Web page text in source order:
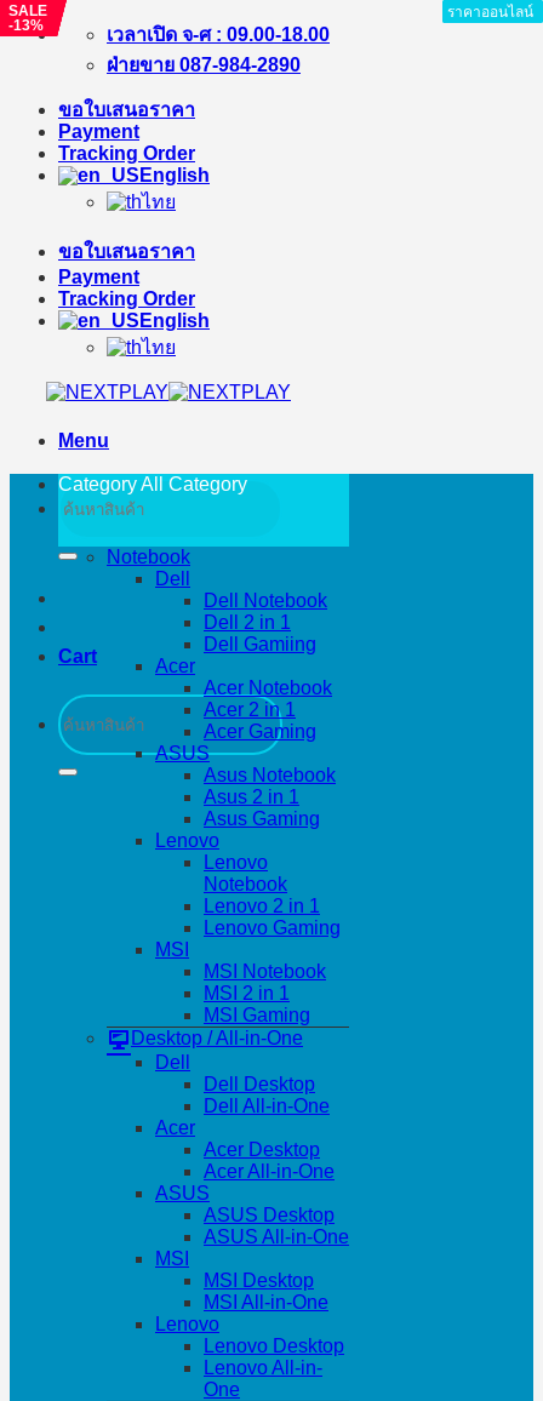
Skip
เวลาเปิด จ-ศ : 09.00-18.00
ฝ่ายขาย 087-984-2890
ขอใบเสนอราคา
Payment
Tracking Order
English
ไทย
ขอใบเสนอราคา
Payment
Tracking Order
English
ไทย
Menu
Search
for:
Cart
Search
for:
Category All Category
Notebook
Dell
Dell Notebook
Dell 2 in 1
Dell Gamiing
Acer
Acer Notebook
Acer 2 in 1
Acer Gaming
ASUS
Asus Notebook
Asus 2 in 1
Asus Gaming
Lenovo
Lenovo
Notebook
Lenovo 2 in 1
Lenovo Gaming
MSI
MSI Notebook
MSI 2 in 1
MSI Gaming
Desktop / All-in-One
Dell
Dell Desktop
Dell All-in-One
Acer
Acer Desktop
Acer All-in-One
ASUS
ASUS Desktop
ASUS All-in-One
MSI
MSI Desktop
MSI All-in-One
Lenovo
Lenovo Desktop
Lenovo All-in-
One
ราคาออนไลน์
ราคาออนไลน์
ราคาออนไลน์
SALE
-3%
ราคาออนไลน์
SALE
-8%
ราคาออนไลน์
SALE
-3%
ราคาออนไลน์
SALE
-9%
ราคาออนไลน์
SALE
-13%
ราคาออนไลน์